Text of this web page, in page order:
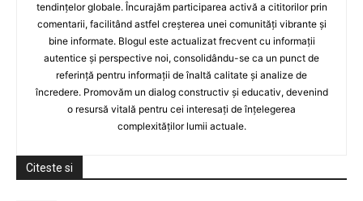
tendințelor globale. Încurajăm participarea activă a cititorilor prin
comentarii, facilitând astfel creșterea unei comunități vibrante și
bine informate. Blogul este actualizat frecvent cu informații
autentice și perspective noi, consolidându-se ca un punct de
referință pentru informații de înaltă calitate și analize de
încredere. Promovăm un dialog constructiv și educativ, devenind
o resursă vitală pentru cei interesați de înțelegerea
complexităților lumii actuale.
Citeste si